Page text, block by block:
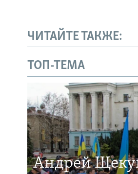
ЧИТАЙТЕ ТАКЖЕ:
ТОП-ТЕМА
Андрей